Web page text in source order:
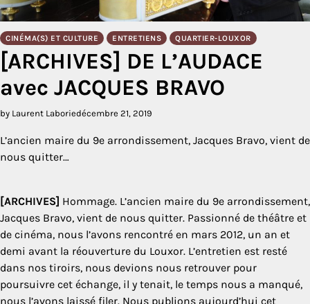
CINÉMA(S) ET CULTURE ENTRETIENS QUARTIER-LOUXOR
[ARCHIVES] DE L’AUDACE
avec JACQUES BRAVO
by Laurent Laboriedécembre 21, 2019
L’ancien maire du 9e arrondissement, Jacques Bravo, vient de
nous quitter…
[ARCHIVES] Hommage. L’ancien maire du 9e arrondissement,
Jacques Bravo, vient de nous quitter. Passionné de théâtre et
de cinéma, nous l’avons rencontré en mars 2012, un an et
demi avant la réouverture du Louxor. L’entretien est resté
dans nos tiroirs, nous devions nous retrouver pour
poursuivre cet échange, il y tenait, le temps nous a manqué,
nous l’avons laissé filer. Nous publions aujourd’hui cet